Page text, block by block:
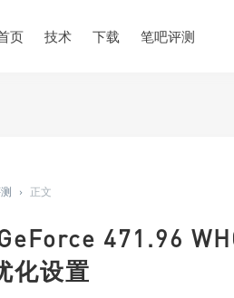
页 技术 下载 笔吧评测
› 正文
471.96
化设置